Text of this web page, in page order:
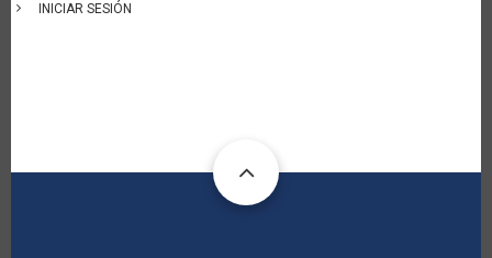
INICIAR SESIÓN